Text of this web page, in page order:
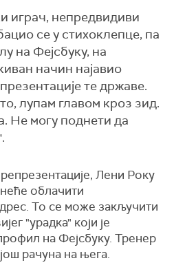
играч, непредвидиви
се у стихоклепце, па
на Фејсбуку, на
начин најавио
те државе.
лупам главом кроз зид.
Не могу поднети да
Лени Року
облачити
То се може закључити
"урадка" који је
на Фејсбуку. Тренер
рачуна на њега.